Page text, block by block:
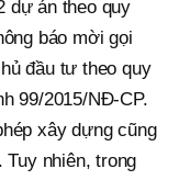
dự án theo quy
báo mời gọi
đầu tư theo quy
99/2015/NĐ-CP.
xây dựng cũng
Tuy nhiên, trong